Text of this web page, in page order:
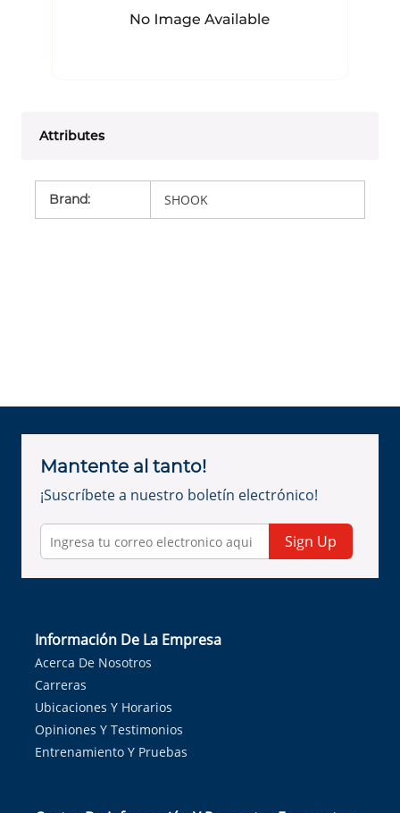
Attributes
Brand: SHOOK
Mantente al tanto!
¡Suscríbete a nuestro boletín electrónico!
Sign Up
Información De La Empresa
Acerca De Nosotros
Carreras
Ubicaciones Y Horarios
Opiniones Y Testimonios
Entrenamiento Y Pruebas